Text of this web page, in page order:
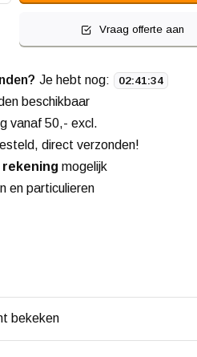
Vraag offerte aan
Je hebt nog: 02:41:33
beschikbaar
vanaf 50,- excl.
direct verzonden!
rekening mogelijk
en particulieren
bekeken